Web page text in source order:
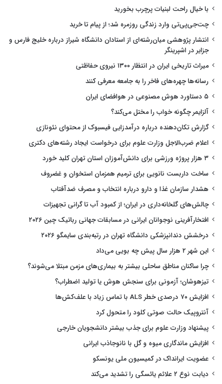
با خیال راحت لبنیات پرچرب بخورید
چت‌جی‌پی‌تی وارد زندگی روزمره شد؛ از پیام تا خرید
انتشار پژوهشی میان‌رشته‌ای از استادان دانشگاه شیراز درباره خلیج فارس و
جزایر در اشپرینگر
میراث تاریخی ایران در انتظار ۱۳۰۰ نیروی حفاظتی
رسانه‌ها چهره‌های فاخر را به جامعه معرفی کنند
۵ دستاورد هوش مصنوعی در هوافضای ایران
آلزایمر چگونه خواب را مختل می‌کند؟
گزارش تکان‌دهنده درباره درآمدزایی فیسبوک از محتوای نئونازی
اعلام ضرب‌الاجل وزارت علوم برای درخواست ایجاد رشته‌های دکتری
۳ هزار پروژه ورزشی برای دانش‌آموزان استان تهران کلید خورد
ساخت داربست نانویی برای ترمیم همزمان استخوان و غضروف
هشدار سازمان غذا و دارو درباره انتخاب و مصرف ضدآفتاب
چالش‌های گلخانه‌داری در ایران؛ از کمبود آب تا گرانی تجهیزات
افتخارآفرینی نوجوانان ایرانی در مسابقات جهانی رباتیک چین ۲۰۲۶
درخشش دندانپزشکی دانشگاه تهران در رتبه‌بندی سایمگو ۲۰۲۶
این شهر ۲ هزار سال پیش چه بویی می‌داد
چرا ساکنان مناطق ساحلی بیشتر به بیماری‌های مزمن مبتلا می‌شوند؟
تیزهوشان؛ آزمونی برای سنجش هوش یا تولید اضطراب؟
افزایش ۷۰ درصدی خطر ALS با تماس زیاد با علف‌کش‌ها
آنتروپیک حالت صوتی کلود را متحول کرد
پیشنهاد وزارت علوم برای جذب بیشتر دانشجویان خارجی
افزایش ماندگاری میوه و گل با نانوجاذب ایرانی
عضویت ایرانداک در کمیسیون ملی یونسکو
دیابت نوع ۲ علائم یائسگی را تشدید می‌کند